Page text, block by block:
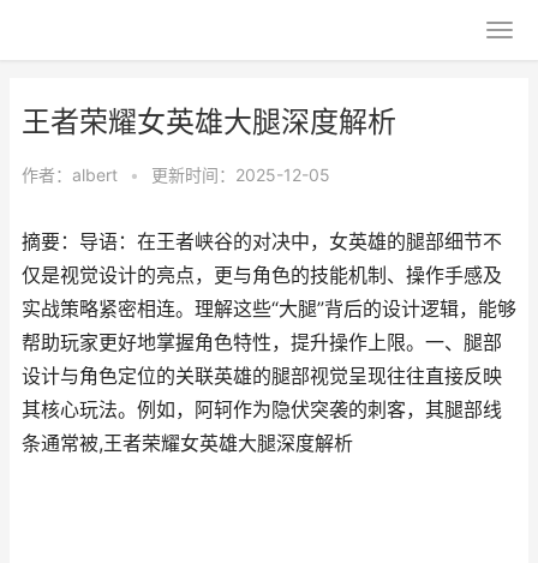
王者荣耀女英雄大腿深度解析
作者： albert • 更新时间：2025-12-05
摘要：导语：在王者峡谷的对决中，女英雄的腿部细节不
仅是视觉设计的亮点，更与角色的技能机制、操作手感及
实战策略紧密相连。理解这些“大腿”背后的设计逻辑，能够
帮助玩家更好地掌握角色特性，提升操作上限。一、腿部
设计与角色定位的关联英雄的腿部视觉呈现往往直接反映
其核心玩法。例如，阿轲作为隐伏突袭的刺客，其腿部线
条通常被,王者荣耀女英雄大腿深度解析